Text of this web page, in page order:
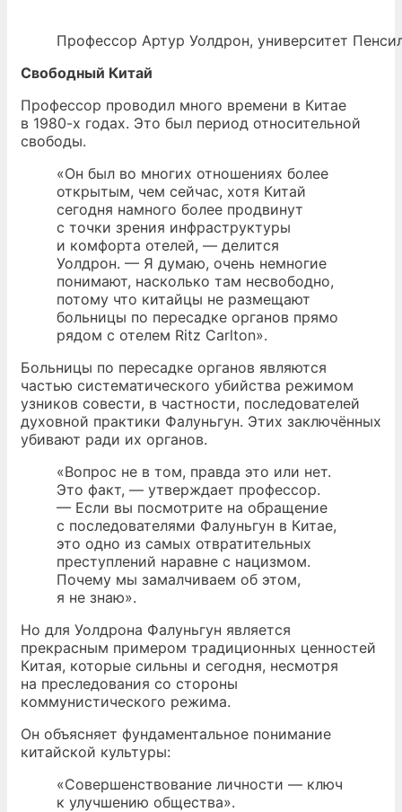
Профессор Артур Уолдрон, университет
Свободный Китай
Профессор проводил много времени в Китае
в 1980-х годах. Это был период относительной
свободы.
«Он был во многих отношениях более
открытым, чем сейчас, хотя Китай
сегодня намного более продвинут
с точки зрения инфраструктуры
и комфорта отелей, — делится
Уолдрон. — Я думаю, очень немногие
понимают, насколько там несвободно,
потому что китайцы не размещают
больницы по пересадке органов прямо
рядом с отелем Ritz Carlton».
Больницы по пересадке органов являются
частью систематического убийства режимом
узников совести, в частности, последователей
духовной практики Фалуньгун. Этих заключённых
убивают ради их органов.
«Вопрос не в том, правда это или нет.
Это факт, — утверждает профессор.
— Если вы посмотрите на обращение
с последователями Фалуньгун в Китае,
это одно из самых отвратительных
преступлений наравне с нацизмом.
Почему мы замалчиваем об этом,
я не знаю».
Но для Уолдрона Фалуньгун является
прекрасным примером традиционных ценностей
Китая, которые сильны и сегодня, несмотря
на преследования со стороны
коммунистического режима.
Он объясняет фундаментальное понимание
китайской культуры:
«Совершенствование личности — ключ
к улучшению общества».